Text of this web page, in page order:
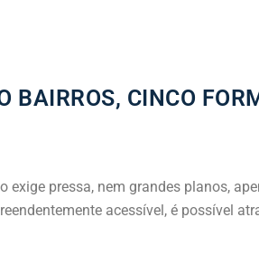
BAIRROS, CINCO
exige pressa, nem grandes planos,
acessível, é possível